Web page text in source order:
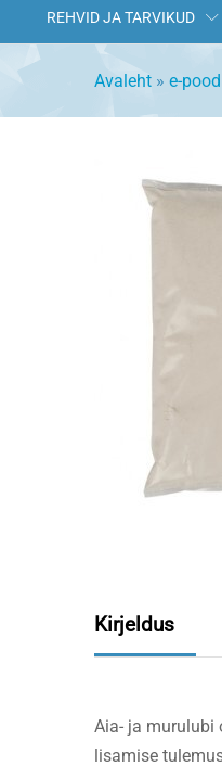
REHVID JA TARVIKUD
Avaleht » e-pood
Kirjeldus
Aia- ja murulubi
lisamise